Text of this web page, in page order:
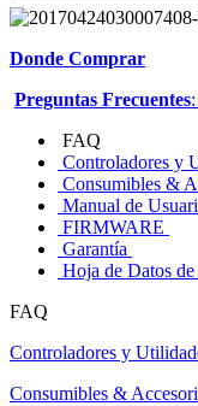
Donde Comprar
Preguntas Frecuentes
FAQ
Controladores y
Consumibles &
Manual de
FIRMWARE
Garantía
Hoja de Datos de
FAQ
Controladores y
Consumibles &